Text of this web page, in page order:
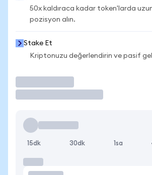
50x kaldıraca kadar token'larda
pozisyon alın.
Stake Et
Kriptonuzu değerlendirin ve pasif
15dk 30dk 1sa